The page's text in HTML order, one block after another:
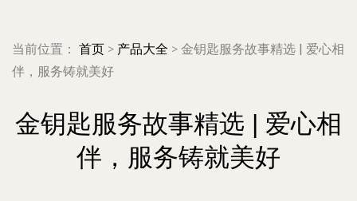
当前位置： 首页 > 产品大全 > 金钥匙服务故事精选 | 爱心相
伴，服务铸就美好
金钥匙服务故事精选 | 爱心相
伴，服务铸就美好